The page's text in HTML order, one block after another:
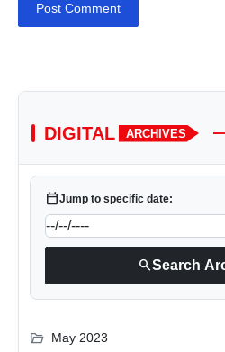
Post Comment
DIGITAL ARCHIVES
calendar_todayJump to specific date:
searchSearch
folder_open May 2023